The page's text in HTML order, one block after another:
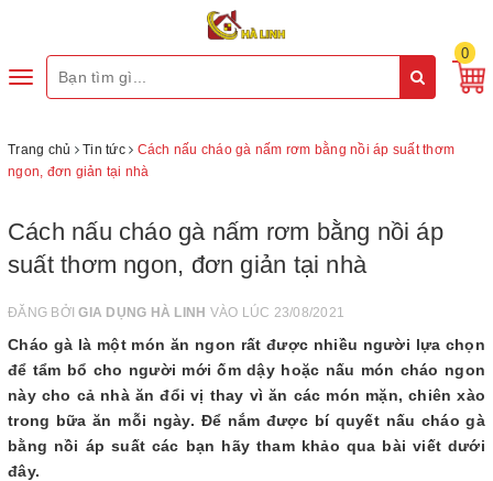
Toggle
0
Trang chủ Tin tức
Cách nấu cháo gà nấm rơm bằng nồi áp suất thơm
ngon, đơn giản tại nhà
Cách nấu cháo gà nấm rơm bằng nồi áp
suất thơm ngon, đơn giản tại nhà
ĐĂNG BỞIGIA DỤNG HÀ LINH VÀO LÚC 23/08/2021
Cháo gà là một món ăn ngon rất được nhiều người lựa chọn
để tẩm bổ cho người mới ốm dậy hoặc nấu món cháo ngon
này cho cả nhà ăn đổi vị thay vì ăn các món mặn, chiên xào
trong bữa ăn mỗi ngày. Để nắm được bí quyết nấu cháo gà
bằng nồi áp suất các bạn hãy tham khảo qua bài viết dưới
đây.